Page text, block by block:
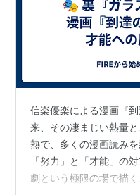
信楽優楽による漫画『
来、その凄まじい熱量
熱で、多くの漫画読み
「努力」と「才能」の
劇という極限の場で描